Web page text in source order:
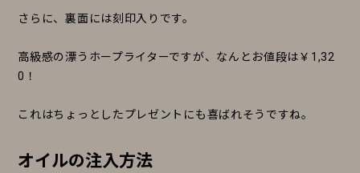
さらに、裏面には刻印入りです。
高級感の漂うホープライターですが、なんとお値段は￥1,32
0！
これはちょっとしたプレゼントにも喜ばれそうですね。
オイルの注入方法